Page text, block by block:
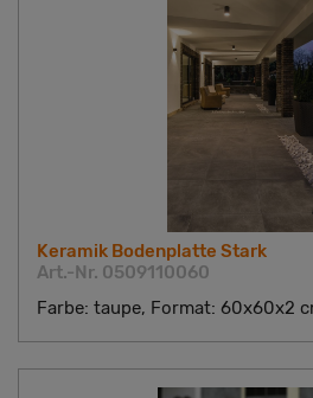
Keramik Bodenplatte Stark
Art.-Nr. 0509110060
Farbe: taupe, Format: 60x60x2